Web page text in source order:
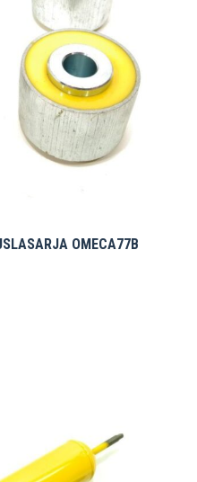
OMECA77B